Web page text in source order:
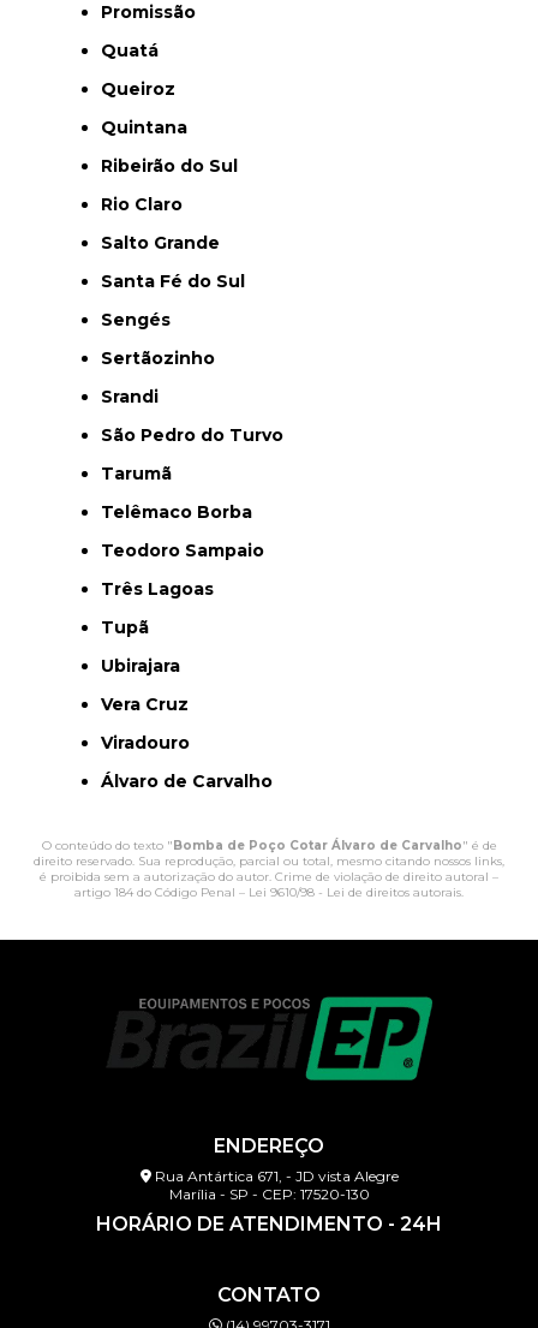
Promissão
Quatá
Queiroz
Quintana
Ribeirão do Sul
Rio Claro
Salto Grande
Santa Fé do Sul
Sengés
Sertãozinho
Srandi
São Pedro do Turvo
Tarumã
Telêmaco Borba
Teodoro Sampaio
Três Lagoas
Tupã
Ubirajara
Vera Cruz
Viradouro
Álvaro de Carvalho
O conteúdo do texto " Bomba de Poço Cotar Álvaro de Carvalho" é de
direito reservado. Sua reprodução, parcial ou total, mesmo citando nossos links,
é proibida sem a autorização do autor. Crime de violação de direito autoral –
artigo 184 do Código Penal – Lei 9610/98 - Lei de direitos autorais.
ENDEREÇO
Rua Antártica 671, - JD vista Alegre
Marília - SP - CEP: 17520-130
HORÁRIO DE ATENDIMENTO - 24H
CONTATO